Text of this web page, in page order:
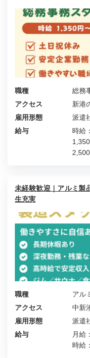
職種
総務
アクセス
新港
雇用形態
派遣
給与
時給
未経験歓迎｜アルミ製
生充実
職種
アル
アクセス
中新
雇用形態
派遣
給与
月給
時給